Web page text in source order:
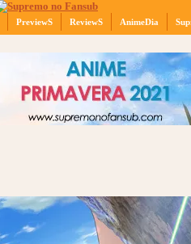
PreviewS ReviewS AnimeDia